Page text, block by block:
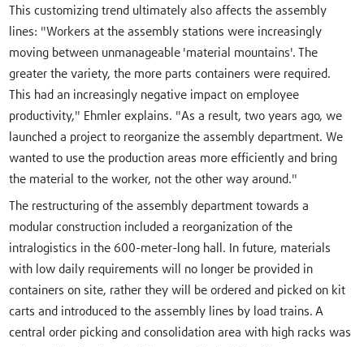
This customizing trend ultimately also affects the assembly
lines: "Workers at the assembly stations were increasingly
moving between unmanageable 'material mountains'. The
greater the variety, the more parts containers were required.
This had an increasingly negative impact on employee
productivity," Ehmler explains. "As a result, two years ago, we
launched a project to reorganize the assembly department. We
wanted to use the production areas more efficiently and bring
the material to the worker, not the other way around."
The restructuring of the assembly department towards a
modular construction included a reorganization of the
intralogistics in the 600-meter-long hall. In future, materials
with low daily requirements will no longer be provided in
containers on site, rather they will be ordered and picked on kit
carts and introduced to the assembly lines by load trains. A
central order picking and consolidation area with high racks was